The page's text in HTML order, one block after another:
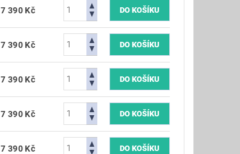
7 390 Kč
7 390 Kč
7 390 Kč
7 390 Kč
7 390 Kč